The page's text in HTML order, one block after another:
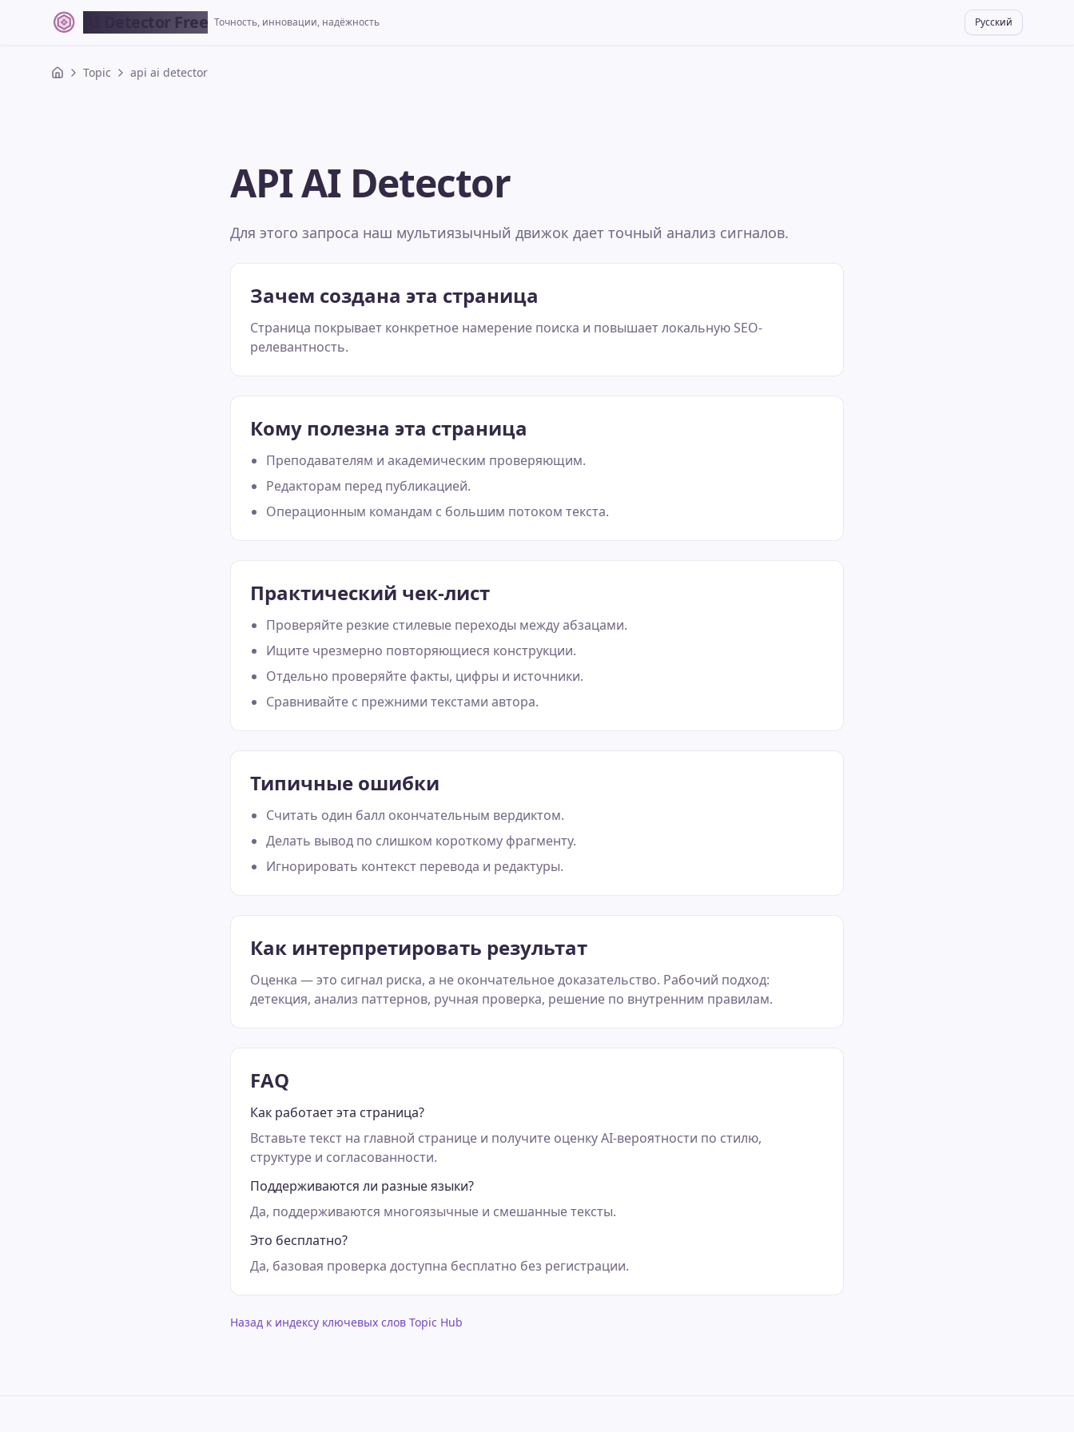
AI Detector Free Точность, инновации, надёжность Русский
Topic api ai detector
API AI Detector
Для этого запроса наш мультиязычный движок дает точный анализ сигналов.
Зачем создана эта страница
Страница покрывает конкретное намерение поиска и повышает локальную SEO-
релевантность.
Кому полезна эта страница
Преподавателям и академическим проверяющим.
Редакторам перед публикацией.
Операционным командам с большим потоком текста.
Практический чек-лист
Проверяйте резкие стилевые переходы между абзацами.
Ищите чрезмерно повторяющиеся конструкции.
Отдельно проверяйте факты, цифры и источники.
Сравнивайте с прежними текстами автора.
Типичные ошибки
Считать один балл окончательным вердиктом.
Делать вывод по слишком короткому фрагменту.
Игнорировать контекст перевода и редактуры.
Как интерпретировать результат
Оценка — это сигнал риска, а не окончательное доказательство. Рабочий подход:
детекция, анализ паттернов, ручная проверка, решение по внутренним правилам.
FAQ
Как работает эта страница?
Вставьте текст на главной странице и получите оценку AI-вероятности по стилю,
структуре и согласованности.
Поддерживаются ли разные языки?
Да, поддерживаются многоязычные и смешанные тексты.
Это бесплатно?
Да, базовая проверка доступна бесплатно без регистрации.
Назад к индексу ключевых слов Topic Hub